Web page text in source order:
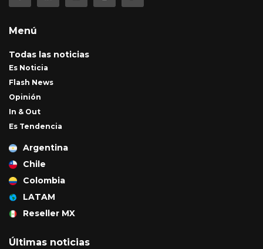
Menú
Todas las noticias
Es Noticia
Flash News
Opinión
In & Out
Es Tendencia
Argentina
Chile
Colombia
LATAM
Reseller MX
Últimas noticias